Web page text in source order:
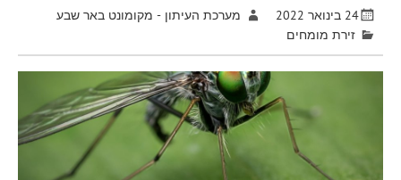
24 בינואר 2022
מערכת העיתון - מקומונט באר שבע
זירת מומחים